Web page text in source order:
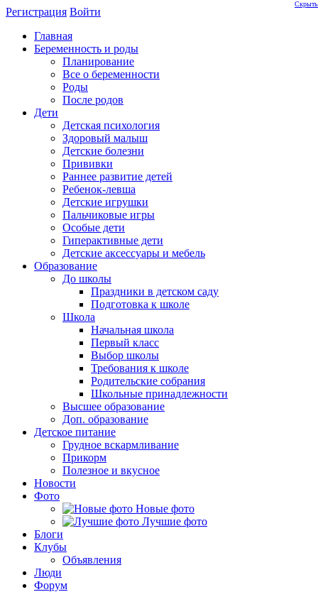
Регистрация Войти
Главная
Беременность и роды
Планирование
Все о беременности
Роды
После родов
Дети
Детская психология
Здоровый малыш
Детские болезни
Прививки
Раннее развитие детей
Ребенок-левша
Детские игрушки
Пальчиковые игры
Особые дети
Гиперактивные дети
Детские аксессуары и мебель
Образование
До школы
Праздники в детском саду
Подготовка к школе
Школа
Начальная школа
Первый класс
Выбор школы
Требования к школе
Родительские собрания
Школьные принадлежности
Высшее образование
Доп. образование
Детское питание
Грудное вскармливание
Прикорм
Полезное и вкусное
Новости
Фото
Новые фото
Лучшие фото
Блоги
Клубы
Объявления
Люди
Форум
Скрыть